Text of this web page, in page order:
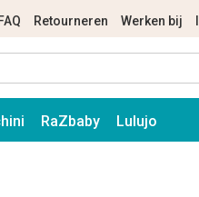
FAQ Retourneren Werken bij
RaZbaby Lulujo